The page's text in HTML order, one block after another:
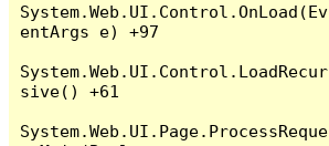
System.Web.UI.Control.OnLoad(Ev
entArgs e) +97
System.Web.UI.Control.LoadRecur
sive() +61
System.Web.UI.Page.ProcessReque